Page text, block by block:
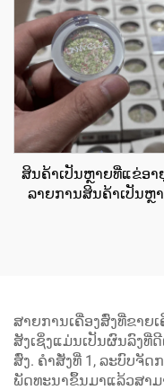
ໝາກ
ສິນຄ້າເປັນຫຼາຍທີ່ແຂ່ອາ
ລາຍການສິນຄ້າເປັນຫຼ
ສາຍການເຄື່ອງສົ່ງທີ່ຂາຍ
ສັງເຊິ່ງແມ່ນເປັນຜົນລົງທີ່
ສົ່ງ. ຄຳສັ່ງທີ່ 1, ລະບົບຈັດ
ພັດທະນາຂຶ້ນມາແລ້ວສາ